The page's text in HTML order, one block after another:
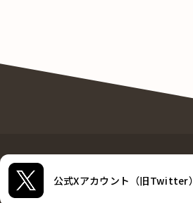
公式Xアカウント（旧Twitter）